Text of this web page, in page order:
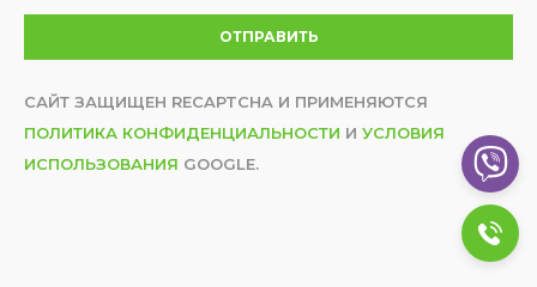
САЙТ ЗАЩИЩЕН RECAPTCHA И ПРИМЕНЯЮТСЯ
ПОЛИТИКА КОНФИДЕНЦИАЛЬНОСТИ И УСЛОВИЯ
ИСПОЛЬЗОВАНИЯ GOOGLE.